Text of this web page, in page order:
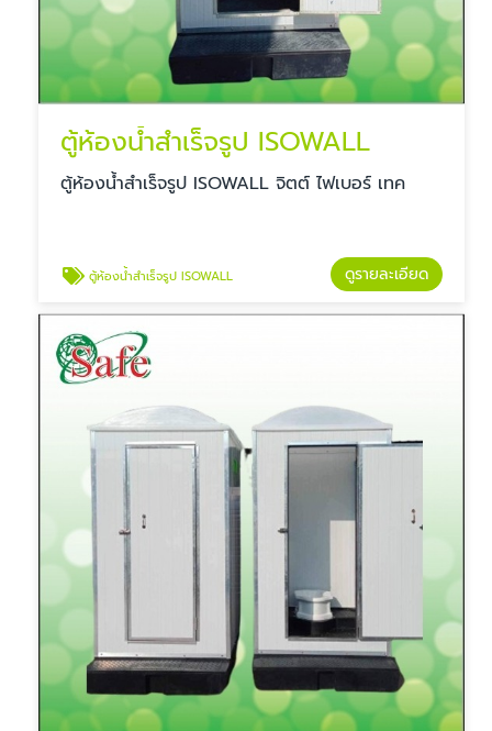
ตู้ห้องน้ำสำเร็จรูป ISOWALL
ตู้ห้องน้ำสำเร็จรูป ISOWALL จิตต์ ไฟเบอร์ เทค
ตู้ห้องน้ำสำเร็จรูป ISOWALL ดูรายละเอียด